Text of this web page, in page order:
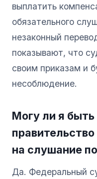
выплатить
обязательного
незаконный
показывают, что
своим приказам и
несоблюдение.
Могу ли я
на слушание
Да. Федеральный